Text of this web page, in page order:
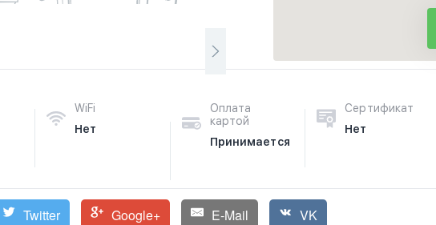
WiFi
Нет
Оплата
картой
Принимается
Сертификат
Нет
Twitter Google+ E-Mail VK